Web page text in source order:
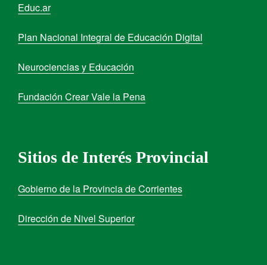
Educ.ar
Plan Nacional Integral de Educación Digital
Neurociencias y Educación
Fundación Crear Vale la Pena
Sitios de Interés Provincial
Gobierno de la Provincia de Corrientes
Dirección de Nivel Superior